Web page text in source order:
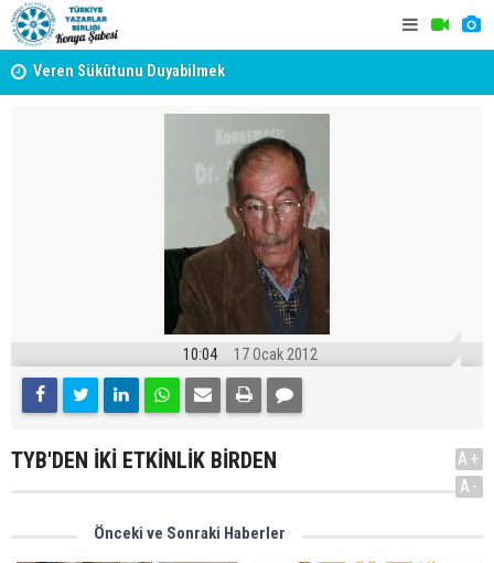
Veren Sükûtunu Duyabilmek
Erzincan’da Kültür ve Edebiyat Zirvesi - Nurettin Topçu
10:04 17 Ocak 2012
TYB'DEN İKİ ETKİNLİK BİRDEN
A+
A-
Önceki ve Sonraki Haberler